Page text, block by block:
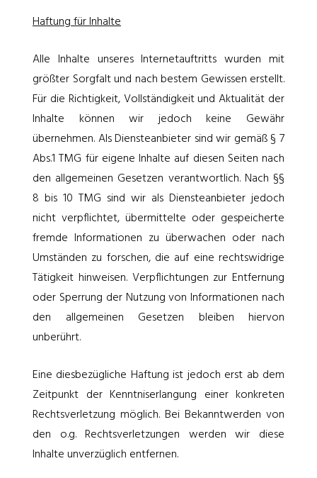
Haftung für Inhalte
Alle Inhalte unseres Internetauftritts wurden mit
größter Sorgfalt und nach bestem Gewissen erstellt.
Für die Richtigkeit, Vollständigkeit und Aktualität der
Inhalte können wir jedoch keine Gewähr
übernehmen. Als Diensteanbieter sind wir gemäß § 7
Abs.1 TMG für eigene Inhalte auf diesen Seiten nach
den allgemeinen Gesetzen verantwortlich. Nach §§
8 bis 10 TMG sind wir als Diensteanbieter jedoch
nicht verpflichtet, übermittelte oder gespeicherte
fremde Informationen zu überwachen oder nach
Umständen zu forschen, die auf eine rechtswidrige
Tätigkeit hinweisen. Verpflichtungen zur Entfernung
oder Sperrung der Nutzung von Informationen nach
den allgemeinen Gesetzen bleiben hiervon
unberührt.
Eine diesbezügliche Haftung ist jedoch erst ab dem
Zeitpunkt der Kenntniserlangung einer konkreten
Rechtsverletzung möglich. Bei Bekanntwerden von
den o.g. Rechtsverletzungen werden wir diese
Inhalte unverzüglich entfernen.